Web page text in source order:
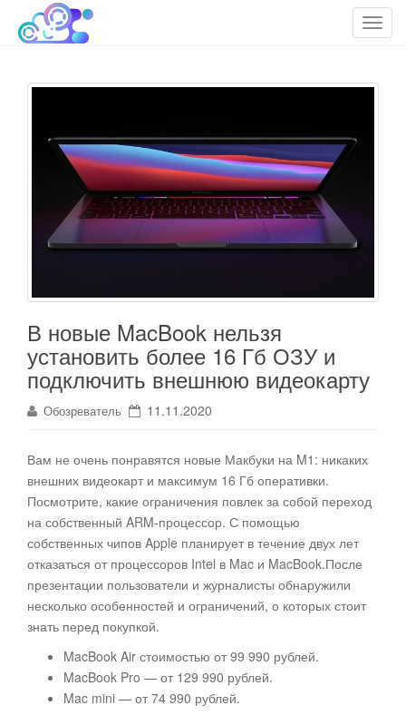
T
g
i
Облако технологий
cloudteh.ru
В новые MacBook нельзя
установить более 16 Гб ОЗУ и
подключить внешнюю видеокарту
Обозреватель 11.11.2020
Вам не очень понравятся новые Макбуки на M1: никаких
внешних видеокарт и максимум 16 Гб оперативки.
Посмотрите, какие ограничения повлек за собой переход
на собственный ARM-процессор. С помощью
собственных чипов Apple планирует в течение двух лет
отказаться от процессоров Intel в Mac и MacBook.После
презентации пользователи и журналисты обнаружили
несколько особенностей и ограничений, о которых стоит
знать перед покупкой.
MacBook Air стоимостью от 99 990 рублей.
MacBook Pro — от 129 990 рублей.
Mac mini — от 74 990 рублей.